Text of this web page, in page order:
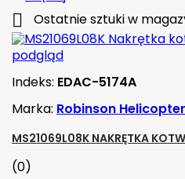
 Ostatnie sztuki w
podgląd
Indeks: EDAC-5174A
Marka: Robinson
MS21069L08K NAKRĘTKA
(0)